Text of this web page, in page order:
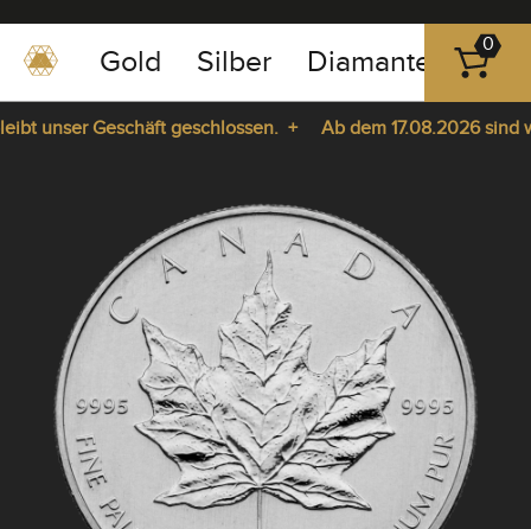
0351
-
43
Gold Silber Diamanten
0
unser Geschäft geschlossen. +
Ab dem 17.08.2026 sind